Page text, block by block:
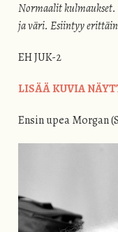
Normaalit
ja väri. Esiintyy
EH JUK-2
LISÄÄ KUVIA
Ensin upea Morgan